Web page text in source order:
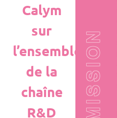
Calym
sur
l’ensemble
de la
chaîne
R&D